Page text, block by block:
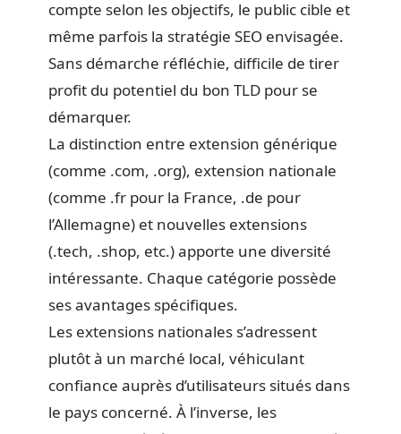
compte selon les objectifs, le public cible et
même parfois la stratégie SEO envisagée.
Sans démarche réfléchie, difficile de tirer
profit du potentiel du bon TLD pour se
démarquer.
La distinction entre extension générique
(comme .com, .org), extension nationale
(comme .fr pour la France, .de pour
l’Allemagne) et nouvelles extensions
(.tech, .shop, etc.) apporte une diversité
intéressante. Chaque catégorie possède
ses avantages spécifiques.
Les extensions nationales s’adressent
plutôt à un marché local, véhiculant
confiance auprès d’utilisateurs situés dans
le pays concerné. À l’inverse, les